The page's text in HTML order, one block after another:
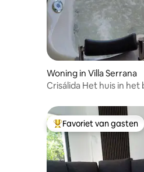
Woning in Villa Serrana
Crisálida Het huis in het
Topfavoriet van gasten
Favoriet van gasten